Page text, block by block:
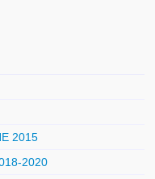
2015
2020